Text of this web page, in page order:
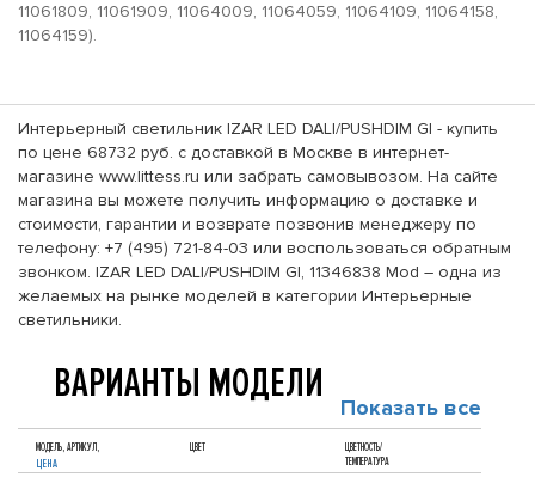
11061809, 11061909, 11064009, 11064059, 11064109, 11064158,
11064159).
Интерьерный светильник IZAR LED DALI/PUSHDIM GI - купить
по цене 68732 руб. с доставкой в Москве в интернет-
магазине www.littess.ru или забрать самовывозом. На сайте
магазина вы можете получить информацию о доставке и
стоимости, гарантии и возврате позвонив менеджеру по
телефону: +7 (495) 721-84-03 или воспользоваться обратным
звонком. IZAR LED DALI/PUSHDIM GI, 11346838 Mod – одна из
желаемых на рынке моделей в категории Интерьерные
светильники.
ВАРИАНТЫ МОДЕЛИ Показать все
МОДЕЛЬ, АРТИКУЛ,
ЦЕНА
ЦВЕТ
ЦВЕТНОСТЬ/
ТЕМПЕРАТУРА